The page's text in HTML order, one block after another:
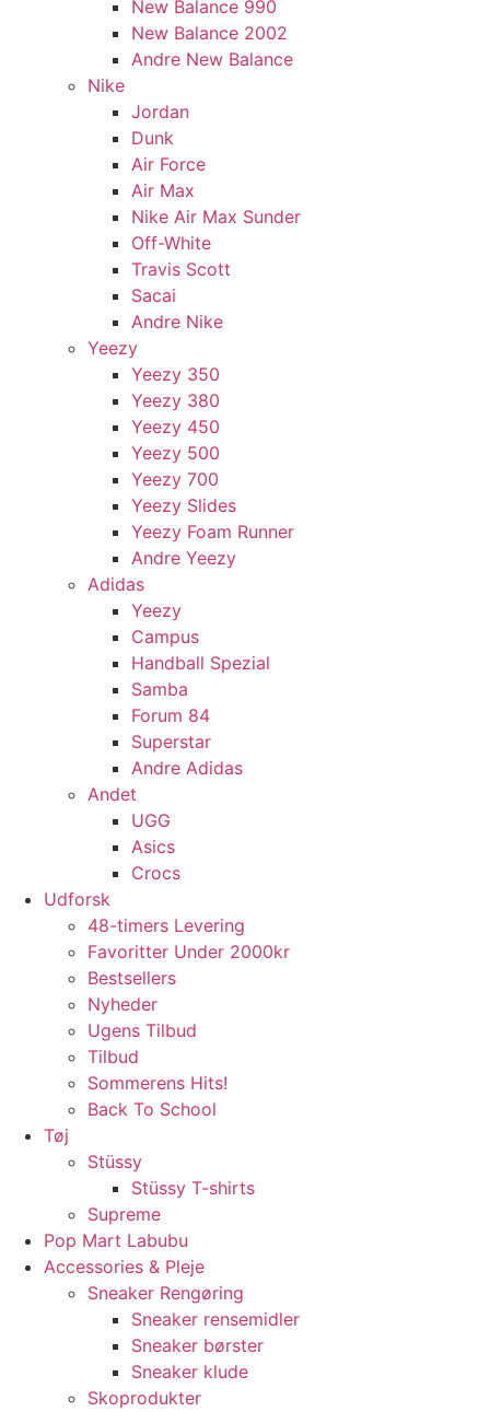
New Balance 990
New Balance 2002
Andre New Balance
Nike
Jordan
Dunk
Air Force
Air Max
Nike Air Max Sunder
Off-White
Travis Scott
Sacai
Andre Nike
Yeezy
Yeezy 350
Yeezy 380
Yeezy 450
Yeezy 500
Yeezy 700
Yeezy Slides
Yeezy Foam Runner
Andre Yeezy
Adidas
Yeezy
Campus
Handball Spezial
Samba
Forum 84
Superstar
Andre Adidas
Andet
UGG
Asics
Crocs
Udforsk
48-timers Levering
Favoritter Under 2000kr
Bestsellers
Nyheder
Ugens Tilbud
Tilbud
Sommerens Hits!
Back To School
Tøj
Stüssy
Stüssy T-shirts
Supreme
Pop Mart Labubu
Accessories & Pleje
Sneaker Rengøring
Sneaker rensemidler
Sneaker børster
Sneaker klude
Skoprodukter